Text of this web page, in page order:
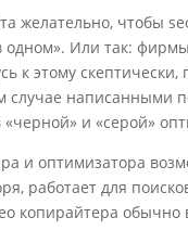
желательно, чтобы
Или так:
к этому
случае
и «серой»
и оптимизатора
работает для
копирайтера обычно